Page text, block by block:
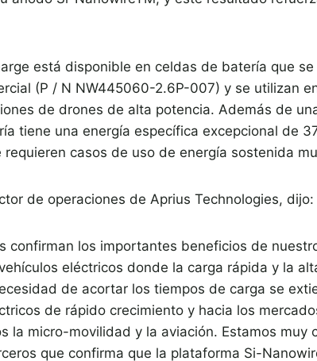
está disponible en celdas de batería que
(P / N NW445060-2.6P-007) y se utilizan
de drones de alta potencia. Además de
tiene una energía específica excepcional de
requieren casos de uso de energía sostenida
de operaciones de Aprius Technologies, dijo:
confirman los importantes beneficios de
eléctricos donde la carga rápida y la
de acortar los tiempos de carga se
de rápido crecimiento y hacia los
la micro-movilidad y la aviación. Estamos muy
que confirma que la plataforma Si-